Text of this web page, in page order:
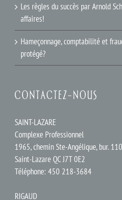
Les règles du succès par Arnold
affaires!
Hameçonnage, comptabilité et
protégé?
CONTACTEZ-NOUS
SAINT-LAZARE
Complexe Professionnel
1965, chemin Ste-Angélique, bur. 110
Saint-Lazare QC J7T 0E2
Téléphone: 450 218-3684
RIGAUD